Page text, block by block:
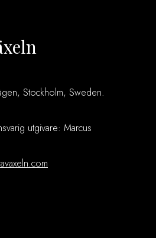
Stockholm, Sweden.
utgivare: Marcus